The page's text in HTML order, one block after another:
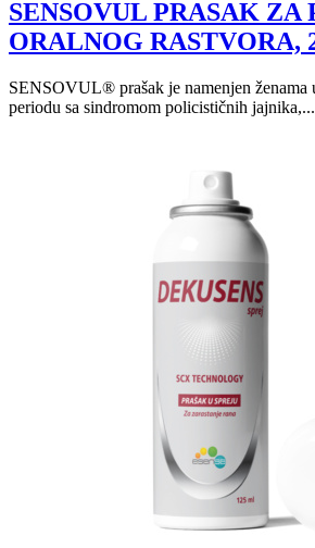
SENSOVUL PRASAK ZA
ORALNOG RASTVORA,
SENSOVUL® prašak je namenjen ženama
periodu sa sindromom policističnih jajnika,...